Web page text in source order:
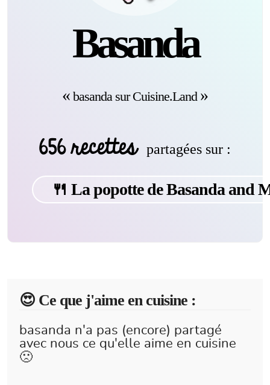
basanda
basanda sur Cuisine.Land
656 recettes partagées sur :
🍴 La popotte de Basanda and
😍️ Ce que j'aime en cuisine :
basanda n'a pas (encore) partagé
avec nous ce qu'elle aime en cuisine
🙁